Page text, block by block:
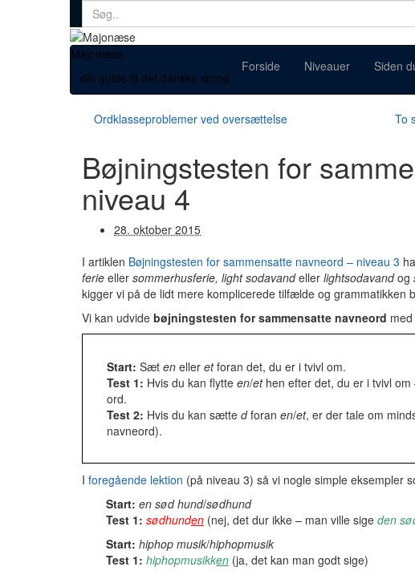
Search
for:
Majonæse
– din guide til det danske sprog
Forside Niveauer Siden
Ordklasseproblemer ved oversættelse To
Bøjningstesten for
niveau 4
28. oktober 2015
I artiklen Bøjningstesten for sammensatte navneord – niveau 3
ferie eller sommerhusferie, light sodavandeller lightsodavandog
kigger vi på de lidt mere komplicerede tilfælde og grammatikken
Vi kan udvide bøjningstesten for sammensatte navneord
Start: Sæt en eller etforan det, du er i tvivl om.
Test 1: Hvis du kan flytte en/ethen efter det, du er i tvivl
ord.
Test 2: Hvis du kan sætte dforan en/et, er der tale om
navneord).
I foregående lektion (på niveau 3) så vi nogle simple eksempler
Start: en sød hund/sødhund
Test 1: sødhunden (nej, det dur ikke – man ville sige den
Start: hiphop musik/hiphopmusik
Test 1: hiphopmusikken (ja, det kan man godt sige)